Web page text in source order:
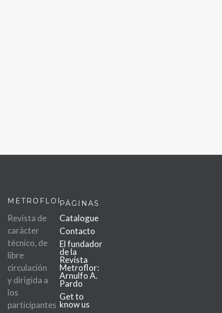
METROFLOR
Revista de
carácter
técnico, de
libre
circulación
y dirigida a
los
participantes
PÁGINAS
Catalogue
Contacto
El fundador
de la
Revista
Metroflor:
Arnulfo A.
Pardo
Get to
know us